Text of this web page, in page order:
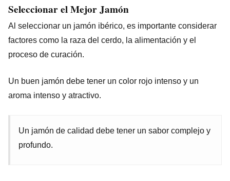
Seleccionar el Mejor Jamón
Al seleccionar un jamón ibérico, es importante considerar
factores como la raza del cerdo, la alimentación y el
proceso de curación.
Un buen jamón debe tener un color rojo intenso y un
aroma intenso y atractivo.
Un jamón de calidad debe tener un sabor complejo y
profundo.